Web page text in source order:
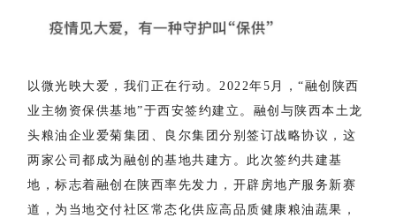
以微光映大爱，我们正在行动。2022年5月，“融创陕西
业主物资保供基地”于西安签约建立。融创与陕西本土龙
头粮油企业爱菊集团、良尔集团分别签订战略协议，这
两家公司都成为融创的基地共建方。此次签约共建基
地，标志着融创在陕西率先发力，开辟房地产服务新赛
道，为当地交付社区常态化供应⾼品质健康粮油蔬果，